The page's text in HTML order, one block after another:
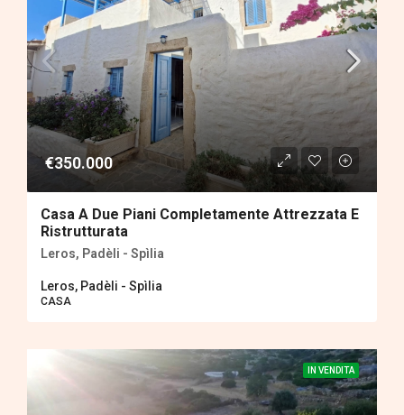
€350.000
Casa A Due Piani Completamente Attrezzata E
Ristrutturata
Leros, Padèli - Spìlia
Leros, Padèli - Spìlia
CASA
IN VENDITA